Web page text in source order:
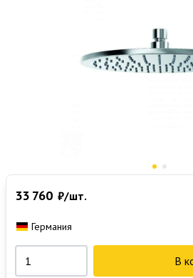
33 760 ₽/шт.
Германия
В